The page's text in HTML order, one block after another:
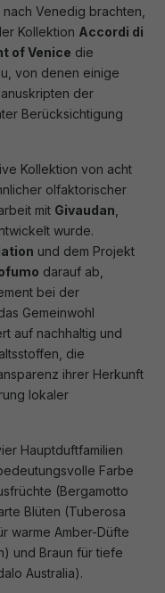
Venedig brachten,
Kollektion Accordi di
of Venice die
von denen einige
der
Berücksichtigung
Kollektion von acht
olfaktorischer
mit Givaudan
wurde.
und dem Projekt
darauf ab,
bei der
Gemeinwohl
auf nachhaltig und
die
ihrer Herkunft
lokaler
Hauptduftfamilien
Farbe
(Bergamotto
Blüten (Tuberosa
warme Amber-Düfte
und Braun für tiefe
Australia).